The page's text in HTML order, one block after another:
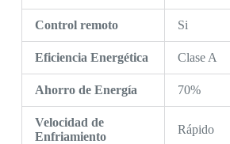
Control remoto Si
Eficiencia Energética Clase A
Ahorro de Energía 70%
Velocidad de
Enfriamiento
Rápido